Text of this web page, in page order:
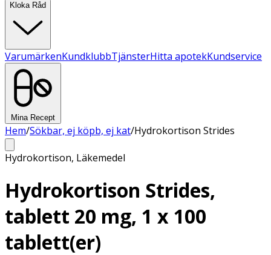
Kloka Råd
VarumärkenKundklubbTjänsterHitta apotekKundservice
Mina Recept
Hem/Sökbar, ej köpb, ej kat/Hydrokortison Strides
Hydrokortison, Läkemedel
Hydrokortison Strides,
tablett 20 mg, 1 x 100
tablett(er)